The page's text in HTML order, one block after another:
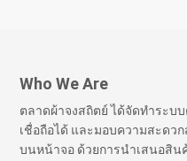
Who We Are
ตลาดผ้าจงสถิตย์ ได้จัดทำระบ
เชื่อถือได้ และมอบความสะดว
บนหน้าจอ ด้วยการนำเสนอสิน